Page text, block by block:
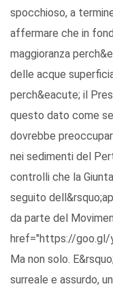
spocchioso, a
affermare che in
maggioranza
delle acque
perch&eacute; il
questo dato come
dovrebbe
nei sedimenti del
controlli che la
seguito
da parte del
href="https://goo.gl/
Ma non solo.
surreale e assurdo,